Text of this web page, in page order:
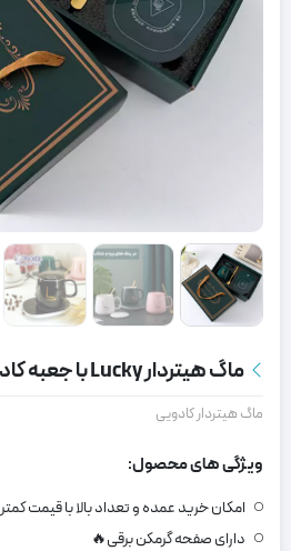
ماگ هیتردار Lucky با جعبه کادویی | هدیه ای خاص
ماگ هیتردار کادویی
ویژگی های محصول:
امکان خرید عمده و تعداد بالا با قیمت کمتر
دارای صفحه گرمکن برقی🔥